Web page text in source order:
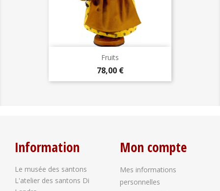
Fruits
Prix
78,00 €
Information
Le musée des santons
L'atelier des santons Di
Mon compte
Mes informations
personnelles